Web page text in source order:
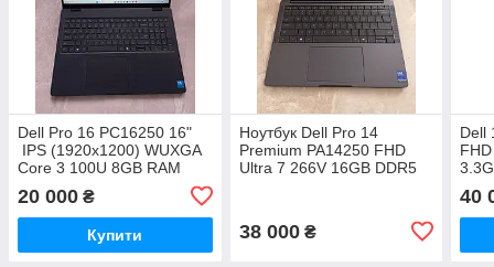
Dell Pro 16 PC16250 16"
IPS (1920x1200) WUXGA
Core 3 100U 8GB RAM
20 000 ₴
Купити
Ноутбук Dell Pro 14
Premium PA14250 FHD
Ultra 7 266V 16GB DDR5
38 000₴
Dell
40